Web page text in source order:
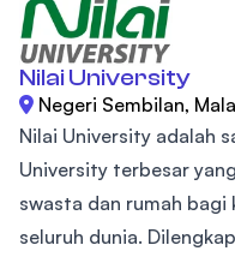
Nilai University
Negeri Sembilan,
Nilai University adalah
University terbesar
swasta dan rumah
seluruh dunia.